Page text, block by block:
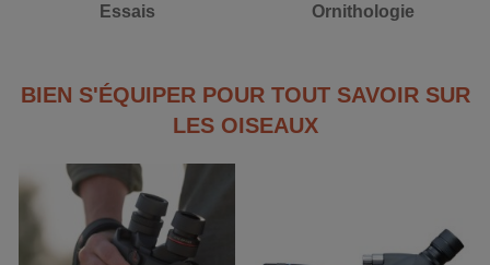
Essais Ornithologie
BIEN S'ÉQUIPER POUR TOUT SAVOIR SUR
LES OISEAUX